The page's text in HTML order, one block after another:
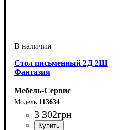
Стол письменный 2Д 2Ш
Фантазия
Мебель-Сервис
113634
3 302грн